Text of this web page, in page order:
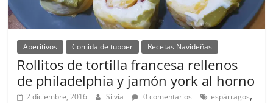
Aperitivos Comida de tupper Recetas Navideñas
Rollitos de tortilla francesa rellenos
de philadelphia y jamón york al horno
2 diciembre, 2016 Silvia 0 comentarios espárragos,